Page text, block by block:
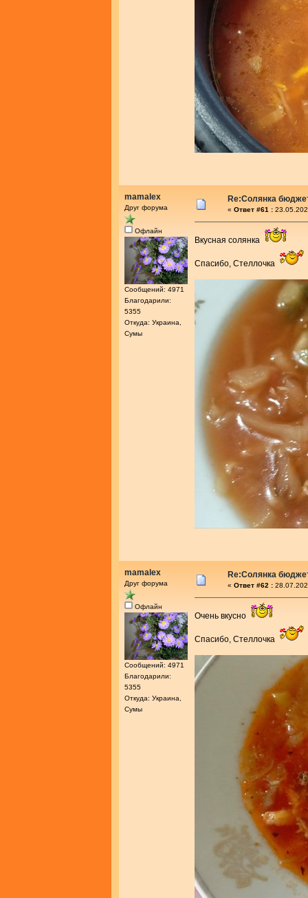
mamalex
Друг форума
Офлайн
Сообщений: 4971
Благодарили:
5355
Откуда: Украина,
Сумы
Re:Солянка
« Ответ #61 :
Вкусная солянка
Спасибо, Стеллочка
mamalex
Друг форума
Офлайн
Сообщений: 4971
Благодарили:
5355
Откуда: Украина,
Сумы
Re:Солянка
« Ответ #62 :
Очень вкусно
Спасибо, Стеллочка